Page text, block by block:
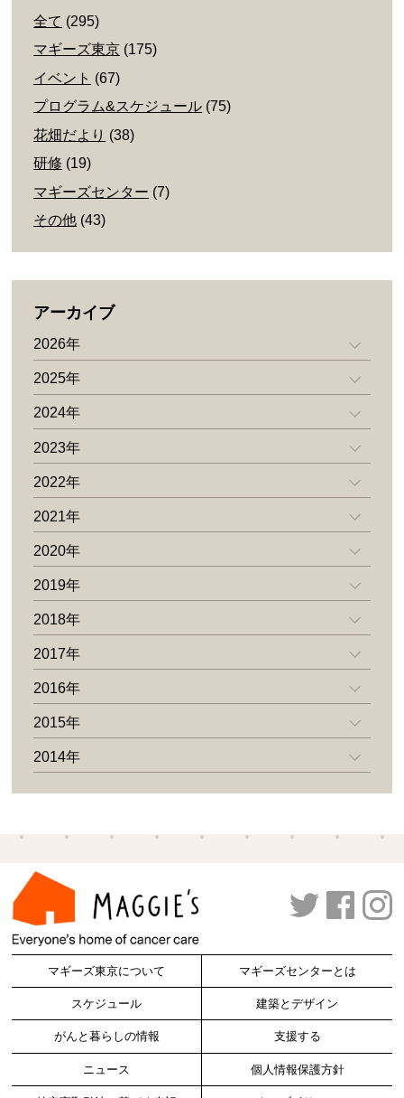
全て (295)
マギーズ東京 (175)
イベント (67)
プログラム&スケジュール (75)
花畑だより (38)
研修 (19)
マギーズセンター (7)
その他 (43)
アーカイブ
2026年
2025年
2024年
2023年
2022年
2021年
2020年
2019年
2018年
2017年
2016年
2015年
2014年
マギーズ東京について マギーズセンターとは
スケジュール 建築とデザイン
がんと暮らしの情報 支援する
ニュース 個人情報保護方針